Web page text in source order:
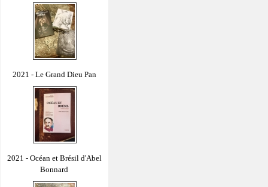
2021 - Le Grand Dieu Pan
2021 - Océan et Brésil d'Abel
Bonnard